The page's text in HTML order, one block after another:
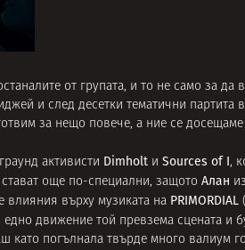
от групата, и то не само за да
и след десетки тематични партита
за нещо повече, а ние се
активисти Dimholt и Sources of I,
още по-специални, защото Алан
влияния върху музиката на PRIMORDIAL
едно движение той превзема сцената и
като погълнала твърде много валиум